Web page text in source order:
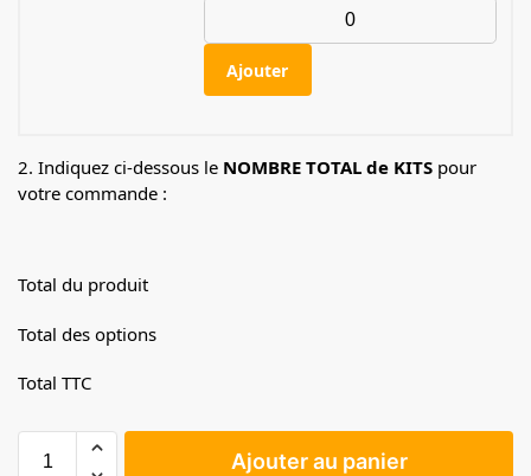
Ajouter
2. Indiquez ci-dessous le NOMBRE TOTAL de KITS pour
votre commande :
Total du produit
Total des options
Total TTC
Ajouter au panier